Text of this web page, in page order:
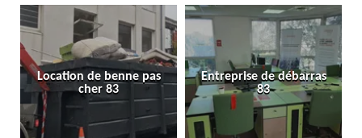
Location de benne pas
cher 83
Entreprise de débarras
83